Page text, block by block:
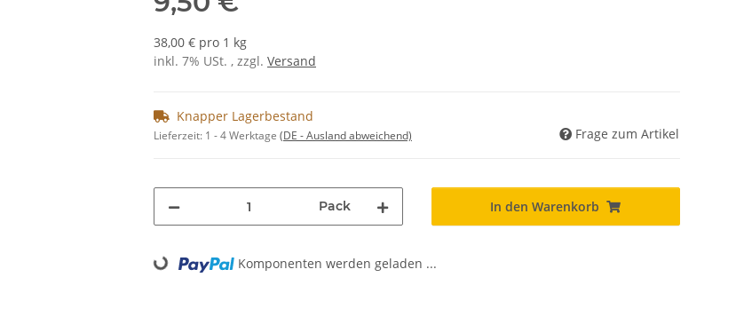
38,00 € pro 1 kg
inkl. 7% USt. , zzgl. Versand
Knapper Lagerbestand
Lieferzeit: 1 - 4 Werktage (DE - Ausland abweichend) Frage zum Artikel
Pack In den Warenkorb
Loading... Komponenten werden geladen ...